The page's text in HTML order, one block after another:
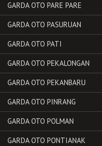
GARDA OTO PARE PARE
GARDA OTO PASURUAN
GARDA OTO PATI
GARDA OTO PEKALONGAN
GARDA OTO PEKANBARU
GARDA OTO PINRANG
GARDA OTO POLMAN
GARDA OTO PONTIANAK